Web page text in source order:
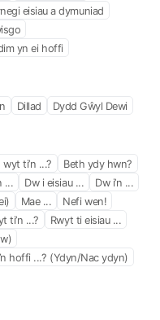
eisiau a dymuniad
yn ei hoffi
Dillad
Dydd Gŵyl Dewi
wyt ti’n ...?
Beth ydy hwn?
... Dw i eisiau ...
Dw i’n ...
Mae ...
Nefi wen!
ti’n ...?
Rwyt ti eisiau ...
hoffi ...? (Ydyn/Nac ydyn)